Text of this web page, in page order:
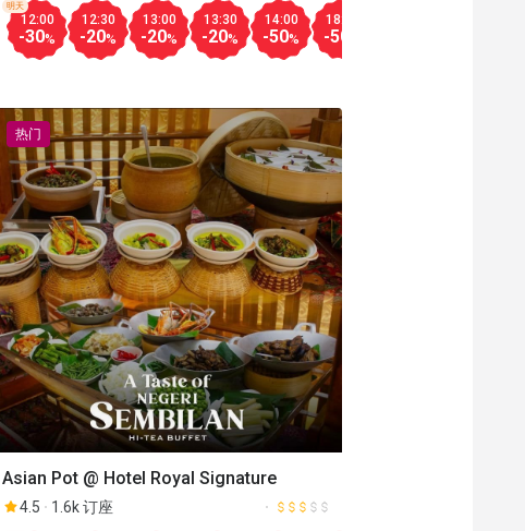
12:00
-30%
明天
12:30
-20%
13:00
-20%
13:30
-20%
14:00
-50%
18:00
-50
17:00
-20
17:30
-10%
18:00
-10%
18:30
-10%
19:00
-10 %
19:30
-10
15:00
-50 %
15:30
-25%
16:00
-25%
16:30
-25%
17:00
-25
17:30
-25
Asian Pot @ Hotel Royal Signature
4.5 1.6k 订座
热门